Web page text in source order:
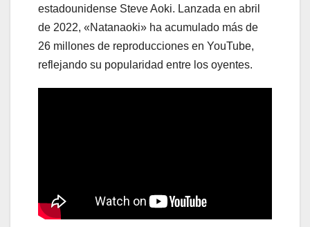
estadounidense Steve Aoki. Lanzada en abril
de 2022, «Natanaoki» ha acumulado más de
26 millones de reproducciones en YouTube,
reflejando su popularidad entre los oyentes.